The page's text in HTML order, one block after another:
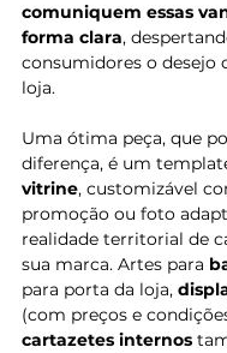
comuniquem essas
forma clara,
consumidores o desejo
loja.
Uma ótima peça, que
diferença, é um
vitrine, customizável
promoção ou foto
realidade territorial de
sua marca. Artes para
para porta da loja,
(com preços e
cartazetes internos